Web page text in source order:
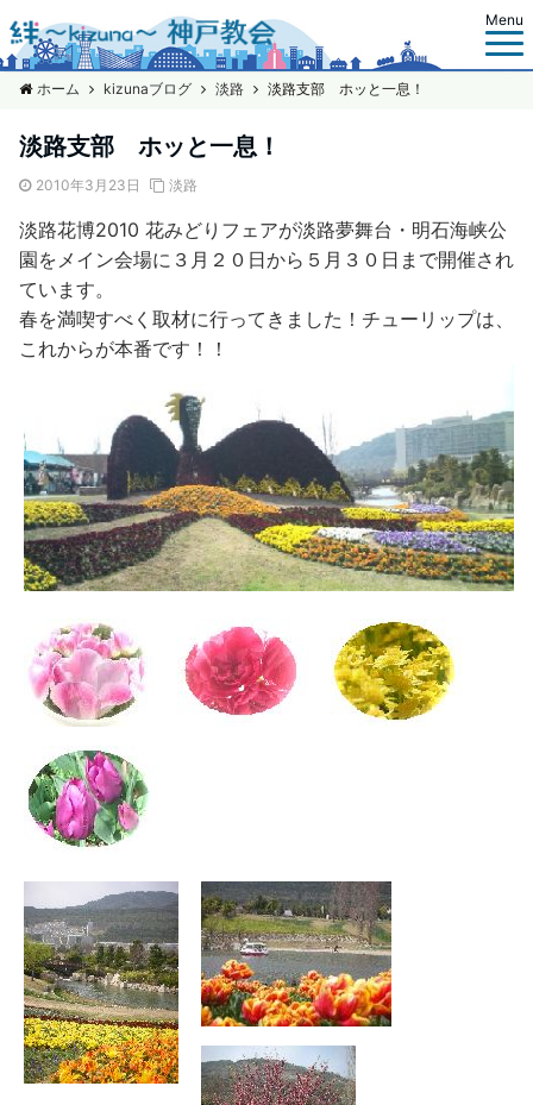
Menu
ホーム kizunaブログ 淡路 淡路支部 ホッと一息！
淡路支部 ホッと一息！
2010年3月23日 淡路
淡路花博2010 花みどりフェアが淡路夢舞台・明石海峡公
園をメイン会場に３月２０日から５月３０日まで開催され
ています。
春を満喫すべく取材に行ってきました！チューリップは、
これからが本番です！！